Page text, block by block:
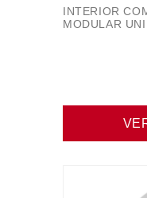
INTERIOR
MODULAR